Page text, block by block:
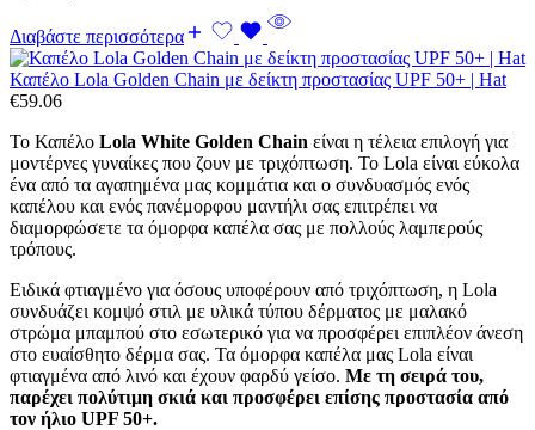
Διαβάστε περισσότερα
Καπέλο Lola Golden Chain με δείκτη προστασίας UPF 50+ | Hat
€59.06
Το Καπέλο Lola White Golden Chain είναι η τέλεια επιλογή για
μοντέρνες γυναίκες που ζουν με τριχόπτωση. Το Lola είναι εύκολα
ένα από τα αγαπημένα μας κομμάτια και ο συνδυασμός ενός
καπέλου και ενός πανέμορφου μαντήλι σας επιτρέπει να
διαμορφώσετε τα όμορφα καπέλα σας με πολλούς λαμπερούς
τρόπους.
Ειδικά φτιαγμένο για όσους υποφέρουν από τριχόπτωση, η Lola
συνδυάζει κομψό στιλ με υλικά τύπου δέρματος με μαλακό
στρώμα μπαμπού στο εσωτερικό για να προσφέρει επιπλέον άνεση
στο ευαίσθητο δέρμα σας. Τα όμορφα καπέλα μας Lola είναι
φτιαγμένα από λινό και έχουν φαρδύ γείσο. Με τη σειρά του,
παρέχει πολύτιμη σκιά και προσφέρει επίσης προστασία από
τον ήλιο UPF 50+.